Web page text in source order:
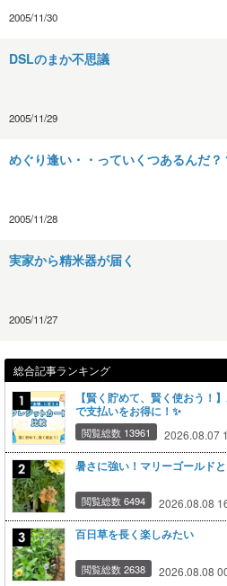
2005/11/30
DSLのまか不思議
2005/11/29
めぐり逢い・・っていくつあるんだ？
2005/11/28
実家から精米器が届く
2005/11/27
総合記事ランキング
【賢く貯めて、賢く使おう！
で支払いをお得に！✨
閲覧総数 13961 2026.08.07
暑さに強い！マリーゴールド
閲覧総数 6494 2026.08.08
百日草を長く楽しみたい
閲覧総数 2638 2026.08.08